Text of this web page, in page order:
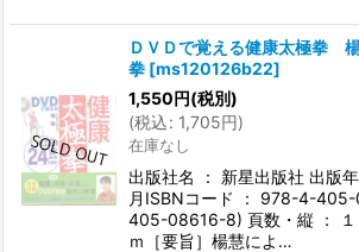
ＤＶＤで覚える健康太極拳
拳 [ms120126b22]
1,550円(税別)
(税込: 1,705円)
在庫なし
出版社名 ： 新星出版社 出版
月ISBNコード ： 978-4-
405-08616-8) 頁数・縦 ：
ｍ［要旨］楊慧によ…